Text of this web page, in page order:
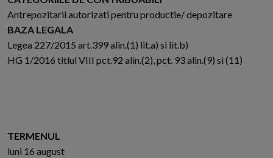
Antrepozitarii autorizati pentru productie/ depozitare
BAZA LEGALA
Legea 227/2015 art.399 alin.(1) lit.a) si lit.b)
HG 1/2016 titlul VIII pct.92 alin.(2), pct. 93 alin.(9) si (11)
TERMENUL
luni 16 august